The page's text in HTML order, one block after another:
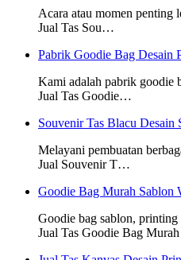
Acara atau momen penting
Jual Tas Sou…
Pabrik Goodie Bag Desain
Kami adalah pabrik goodie
Jual Tas Goodie…
Souvenir Tas Blacu Desain
Melayani pembuatan
Jual Souvenir T…
Goodie Bag Murah Sablon
Goodie bag sablon,
Jual Tas Goodie Bag